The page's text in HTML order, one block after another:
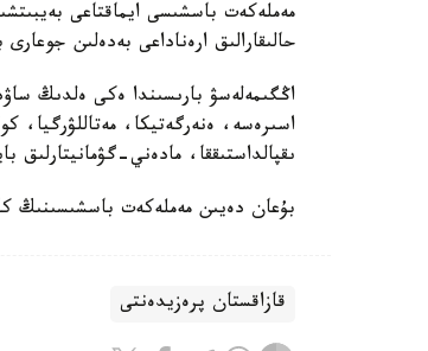
مەملەكەت باسشىسى ايماقتاعى
حالىقارالىق ارەناداعى بەدەلىن جوعارى
اڭگىمەلەسۋ بارىسىندا ەكى ەلدىڭ
اسىرەسە، ەنەرگەتيكا، مەتاللۋرگيا،
ىقپالداستىققا، مادەني-گۋمانيتارلىق
بۇعان دەيىن مەملەكەت باسشىسىنىڭ
قازاقستان پرەزيدەنتى